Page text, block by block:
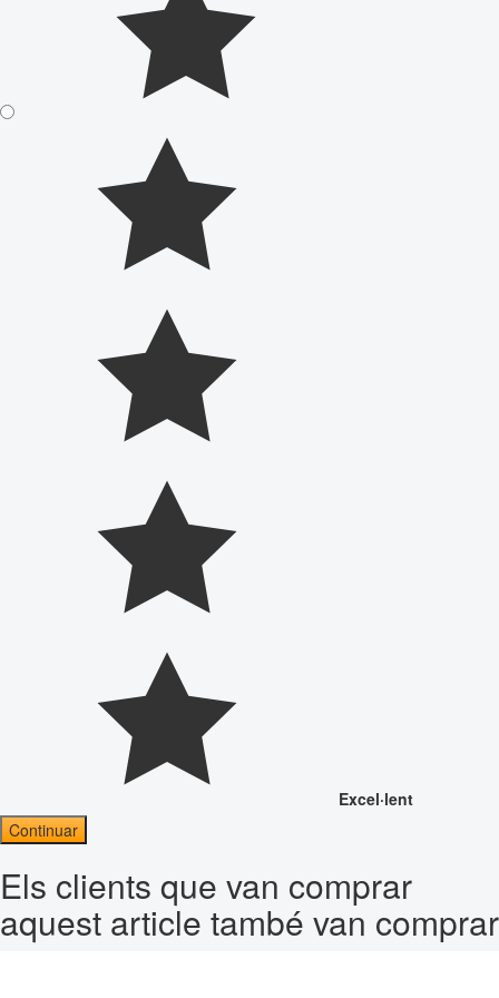
Excel·lent
Continuar
Els clients que van comprar
aquest article també van comprar